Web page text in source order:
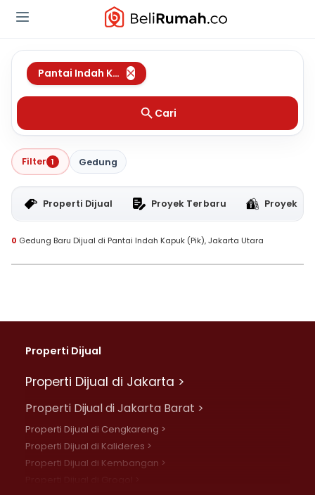
Pantai Indah Kapuk (Pik)
Cari
Filter 1 Gedung
Properti Dijual Proyek Terbaru Proyek
0 Gedung Baru Dijual di Pantai Indah Kapuk (Pik), Jakarta Utara
Properti Dijual
Properti Dijual di Jakarta >
Properti Dijual di Jakarta Barat >
Properti Dijual di Cengkareng >
Properti Dijual di Kalideres >
Properti Dijual di Kembangan >